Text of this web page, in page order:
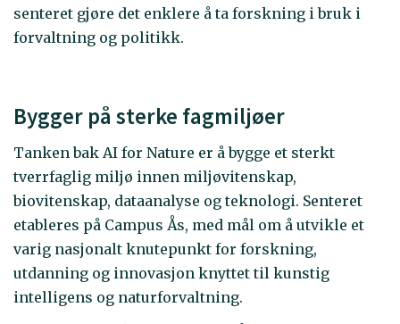
senteret gjøre det enklere å ta forskning i bruk i
forvaltning og politikk.
Bygger på sterke fagmiljøer
Tanken bak AI for Nature er å bygge et sterkt
tverrfaglig miljø innen miljøvitenskap,
biovitenskap, dataanalyse og teknologi. Senteret
etableres på Campus Ås, med mål om å utvikle et
varig nasjonalt knutepunkt for forskning,
utdanning og innovasjon knyttet til kunstig
intelligens og naturforvaltning.